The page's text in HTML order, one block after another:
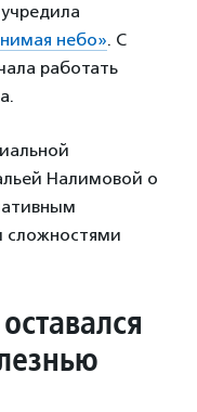
учредила
небо». С
работать
Налимовой о
сложностями